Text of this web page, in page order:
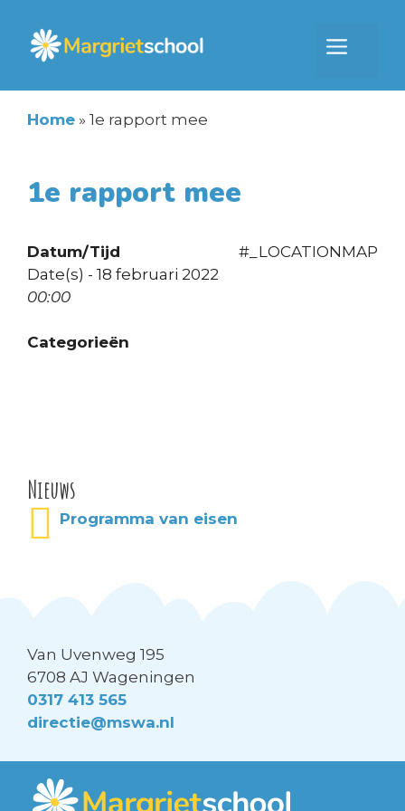
naar
Home » 1e rapport mee
1e rapport mee
#_LOCATIONMAP
Datum/Tijd
Date(s) - 18 februari 2022
00:00
Categorieën
Nieuws
Programma van eisen
Van Uvenweg 195
6708 AJ Wageningen
0317 413 565
directie@mswa.nl